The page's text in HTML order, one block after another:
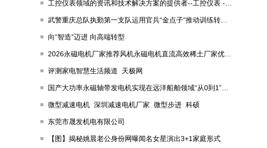
武警重庆总队执勤第一支队运用官兵“金点子”推动训练转变发展方式与经济转型
向“智造”迈进 向高端转型
2026永磁电机厂家推荐风机永磁电机直流高效稀土厂家优选指南！
评测家电智慧生活频道_天极网
国产大功率永磁轴带发电机实现在远洋船舶领域“从0到1”的突破
微型减速电机_深圳减速电机厂家_微型步进_科硕
东莞市晟发机电有限公司
【图】揭秘姚晨老公身份网曝闻名女星演出3+1家庭形式